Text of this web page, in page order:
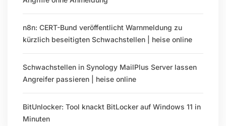
n8n: CERT-Bund veröffentlicht Warnmeldung zu
kürzlich beseitigten Schwachstellen | heise online
Schwachstellen in Synology MailPlus Server lassen
Angreifer passieren | heise online
BitUnlocker: Tool knackt BitLocker auf Windows 11 in
Minuten